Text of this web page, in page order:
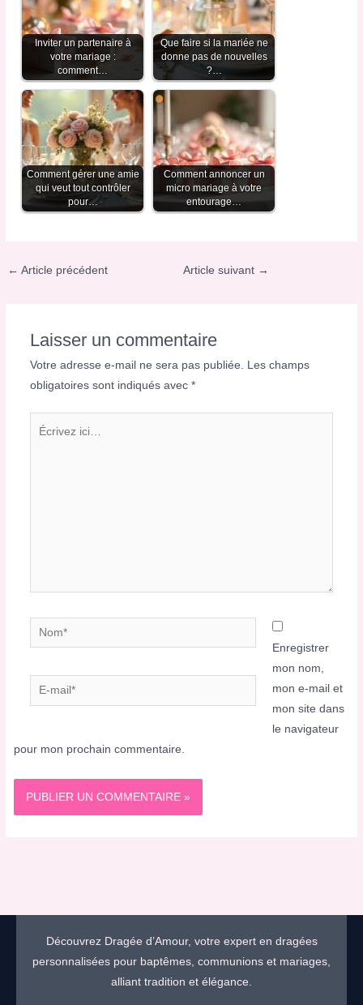
Inviter un partenaire à
votre mariage :
comment…
Que faire si la mariée ne
donne pas de nouvelles
?…
Comment gérer une amie
qui veut tout contrôler
pour…
Comment annoncer un
micro mariage à votre
entourage…
← Article précédent Article suivant →
Laisser un commentaire
Votre adresse e-mail ne sera pas publiée. Les champs
obligatoires sont indiqués avec *
Nom*
E-
mail*
Enregistrer
mon nom,
mon e-mail et
mon site dans
le navigateur
pour mon prochain commentaire.
Découvrez Dragée d’Amour, votre expert en dragées
personnalisées pour baptêmes, communions et mariages,
alliant tradition et élégance.